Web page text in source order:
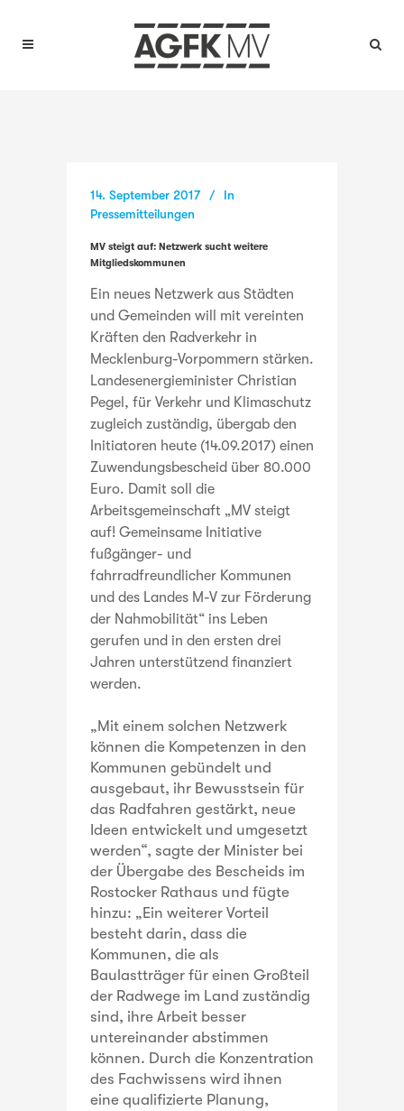
14. September 2017
In
Pressemitteilungen
MV steigt auf: Netzwerk sucht weitere
Mitgliedskommunen
Ein neues Netzwerk aus Städten
und Gemeinden will mit vereinten
Kräften den Radverkehr in
Mecklenburg-Vorpommern stärken.
Landesenergieminister Christian
Pegel, für Verkehr und Klimaschutz
zugleich zuständig, übergab den
Initiatoren heute (14.09.2017) einen
Zuwendungsbescheid über 80.000
Euro. Damit soll die
Arbeitsgemeinschaft „MV steigt
auf! Gemeinsame Initiative
fußgänger- und
fahrradfreundlicher Kommunen
und des Landes M-V zur Förderung
der Nahmobilität“ ins Leben
gerufen und in den ersten drei
Jahren unterstützend finanziert
werden.
„Mit einem solchen Netzwerk
können die Kompetenzen in den
Kommunen gebündelt und
ausgebaut, ihr Bewusstsein für
das Radfahren gestärkt, neue
Ideen entwickelt und umgesetzt
werden“, sagte der Minister bei
der Übergabe des Bescheids im
Rostocker Rathaus und fügte
hinzu: „Ein weiterer Vorteil
besteht darin, dass die
Kommunen, die als
Baulastträger für einen Großteil
der Radwege im Land zuständig
sind, ihre Arbeit besser
untereinander abstimmen
können. Durch die Konzentration
des Fachwissens wird ihnen
eine qualifizierte Planung,